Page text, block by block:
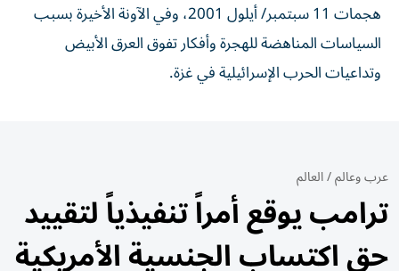
هجمات 11 سبتمبر/ ​أيلول 2001، وفي الآونة الأخيرة بسبب
السياسات المناهضة للهجرة وأفكار تفوق العرق الأبيض
وتداعيات الحرب ⁠الإسرائيلية في غزة.
عرب وعالم/العالم
ترامب يوقع أمراً تنفيذياً لتقييد
حق اكتساب الجنسية الأمريكية